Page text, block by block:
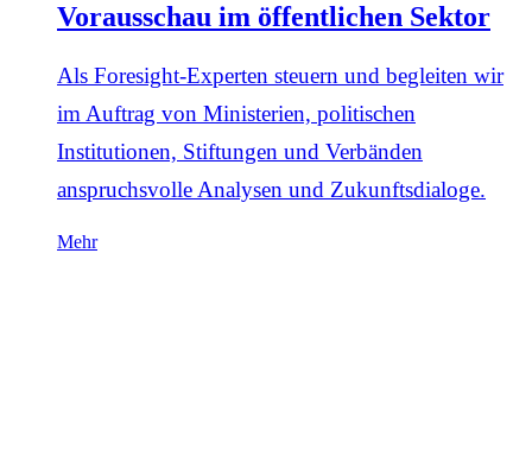
Vorausschau im öffentlichen Sektor
Als Foresight-Experten steuern und begleiten wir
im Auftrag von Ministerien, politischen
Institutionen, Stiftungen und Verbänden
anspruchsvolle Analysen und Zukunftsdialoge.
Mehr